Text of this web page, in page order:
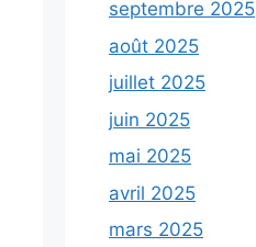
septembre 2025
août 2025
juillet 2025
juin 2025
mai 2025
avril 2025
mars 2025